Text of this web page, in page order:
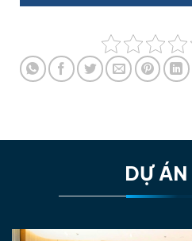
DỰ